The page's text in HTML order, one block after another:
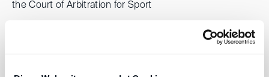
the Court of Arbitration for Sport
BGH 27 March 2025 – I ZB 64/24: Refusal to declare
enforceable the cost decision in a foreign arbitral award